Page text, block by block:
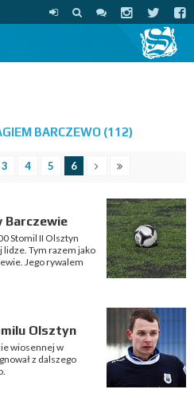
BARCZEWO (112)
3 4 5 6
Barczewie
Stomil II Olsztyn
Tym razem jako
Jego rywalem
Olsztyn
wiosennej w
z dalszego